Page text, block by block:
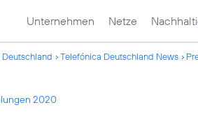
Unternehmen Netze
Telefónica Deutschland News
2020